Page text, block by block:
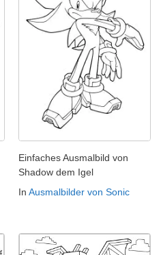
Einfaches Ausmalbild von
Shadow dem Igel
In Ausmalbilder von Sonic